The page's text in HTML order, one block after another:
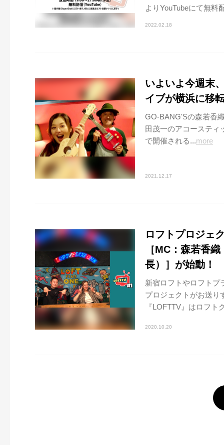
よりYouTubeにて無料
2022.02.18
いよいよ今週末
イブが横浜に移
GO-BANG'Sの森若香
田茂一のアコースティ
で開催される...more
2021.12.17
ロフトプロジェ
［MC：森若香
長）］が始動！
新宿ロフトやロフトプ
プロジェクトがお送り
『LOFTTV』はロフト
2020.10.20